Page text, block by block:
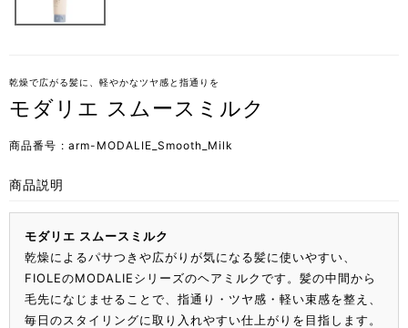
乾燥で広がる髪に、軽やかなツヤ感と指通りを
モダリエ スムースミルク
商品番号 arm-MODALIE_Smooth_Milk
商品説明
モダリエ スムースミルク
乾燥によるパサつきや広がりが気になる髪に使いやすい、
FIOLEのMODALIEシリーズのヘアミルクです。髪の中間から
毛先になじませることで、指通り・ツヤ感・軽い束感を整え、
毎日のスタイリングに取り入れやすい仕上がりを目指します。